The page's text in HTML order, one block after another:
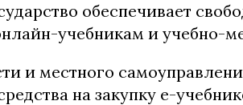
обеспечивает
учебникам и учебно-
и местного
на закупку е-